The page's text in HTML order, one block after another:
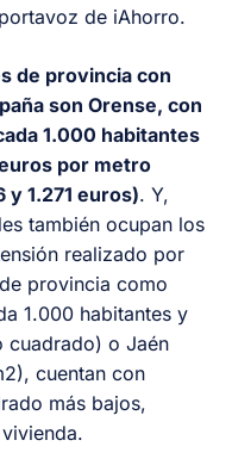
de iAhorro.
de provincia con
son Orense, con
1.000 habitantes
por metro
y 1.271 euros). Y,
también ocupan los
realizado por
provincia como
1.000 habitantes y
cuadrado) o Jaén
cuentan con
más bajos,